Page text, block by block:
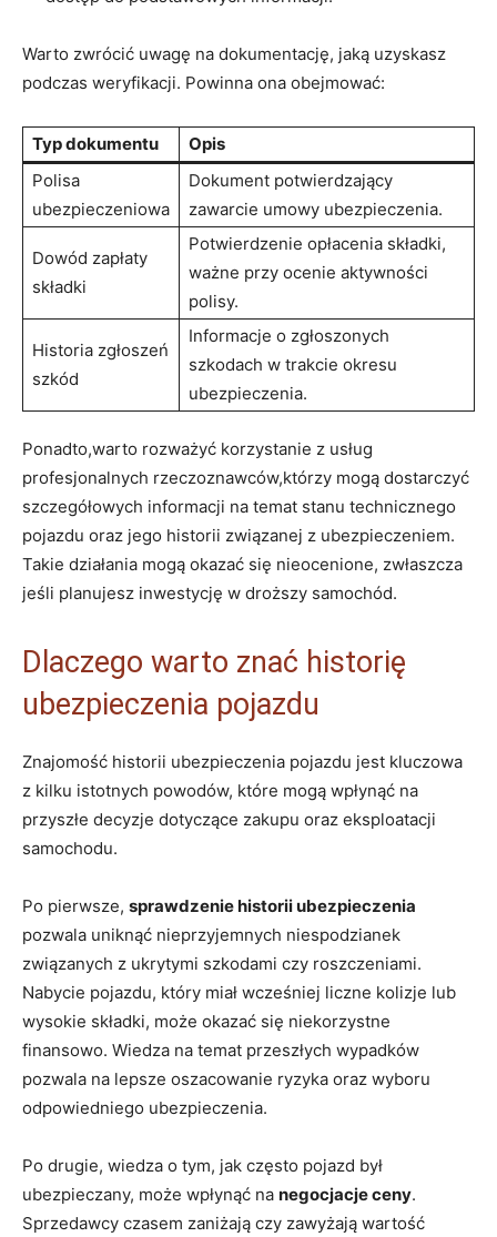
Warto zwrócić uwagę na dokumentację, jaką uzyskasz
podczas weryfikacji. Powinna ona obejmować:
Typ dokumentu
Opis
Polisa
ubezpieczeniowa
Dokument potwierdzający
zawarcie umowy ubezpieczenia.
Dowód zapłaty
składki
Potwierdzenie opłacenia składki,
ważne przy ocenie aktywności
polisy.
Historia zgłoszeń
szkód
Informacje o zgłoszonych
szkodach w trakcie okresu
ubezpieczenia.
Ponadto,warto rozważyć korzystanie z usług
profesjonalnych rzeczoznawców,którzy mogą dostarczyć
szczegółowych informacji na temat stanu technicznego
pojazdu oraz jego historii związanej z ubezpieczeniem.
Takie działania mogą okazać się nieocenione, zwłaszcza
jeśli planujesz inwestycję w droższy samochód.
Dlaczego warto znać historię
ubezpieczenia pojazdu
Znajomość historii ubezpieczenia pojazdu jest kluczowa
z kilku istotnych powodów, które mogą wpłynąć na
przyszłe decyzje dotyczące zakupu oraz eksploatacji
samochodu.
Po pierwsze, sprawdzenie historii ubezpieczenia
pozwala uniknąć nieprzyjemnych niespodzianek
związanych z ukrytymi szkodami czy roszczeniami.
Nabycie pojazdu, który miał wcześniej liczne kolizje lub
wysokie składki, może okazać się niekorzystne
finansowo. Wiedza na temat przeszłych wypadków
pozwala na lepsze oszacowanie ryzyka oraz wyboru
odpowiedniego ubezpieczenia.
Po drugie, wiedza o tym, jak często pojazd był
ubezpieczany, może wpłynąć na negocjacje ceny.
Sprzedawcy czasem zaniżają czy zawyżają wartość